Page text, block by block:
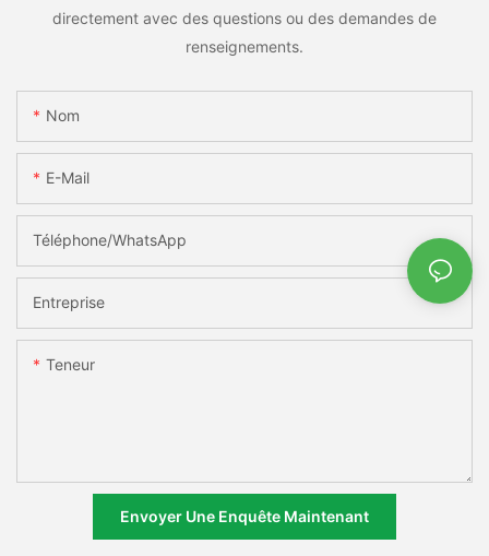
directement avec des questions ou des demandes de
renseignements.
Nom
E-Mail
Téléphone/WhatsApp
Entreprise
Teneur
Envoyer Une Enquête Maintenant